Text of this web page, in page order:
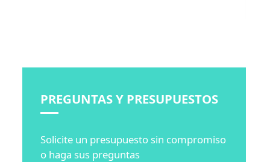
PREGUNTAS Y PRESUPUESTOS
Solicite un presupuesto sin compromiso
o haga sus preguntas